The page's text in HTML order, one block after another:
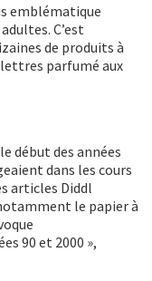
emblématique
C’est
de produits à
lettres parfumé aux
début des années
dans les cours
articles Diddl
le papier à
90 et 2000 »,